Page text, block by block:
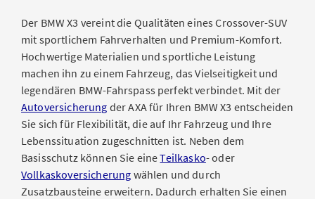
Der BMW X3 vereint die Qualitäten eines Crossover-SUV
mit sportlichem Fahrverhalten und Premium-Komfort.
Hochwertige Materialien und sportliche Leistung
machen ihn zu einem Fahrzeug, das Vielseitigkeit und
legendären BMW-Fahrspass perfekt verbindet. Mit der
Autoversicherung der AXA für Ihren BMW X3 entscheiden
Sie sich für Flexibilität, die auf Ihr Fahrzeug und Ihre
Lebenssituation zugeschnitten ist. Neben dem
Basisschutz können Sie eineTeilkasko- oder
Vollkaskoversicherung wählen und durch
Zusatzbausteine erweitern. Dadurch erhalten Sie einen